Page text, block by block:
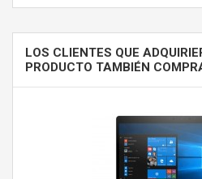
LOS CLIENTES QUE
PRODUCTO TAMBIÉN